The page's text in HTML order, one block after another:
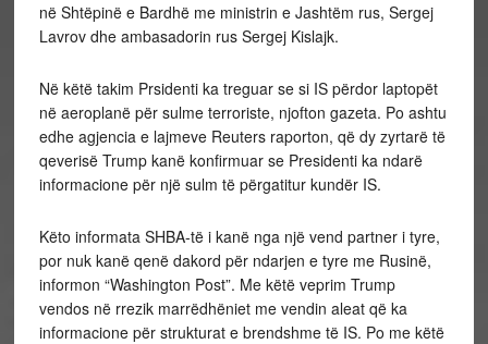
në Shtëpinë e Bardhë me ministrin e Jashtëm rus, Sergej
Lavrov dhe ambasadorin rus Sergej Kislajk.
Në këtë takim Prsidenti ka treguar se si IS përdor laptopët
në aeroplanë për sulme terroriste, njofton gazeta. Po ashtu
edhe agjencia e lajmeve Reuters raporton, që dy zyrtarë të
qeverisë Trump kanë konfirmuar se Presidenti ka ndarë
informacione për një sulm të përgatitur kundër IS.
Këto informata SHBA-të i kanë nga një vend partner i tyre,
por nuk kanë qenë dakord për ndarjen e tyre me Rusinë,
informon “Washington Post”. Me këtë veprim Trump
vendos në rrezik marrëdhëniet me vendin aleat që ka
informacione për strukturat e brendshme të IS. Po me këtë